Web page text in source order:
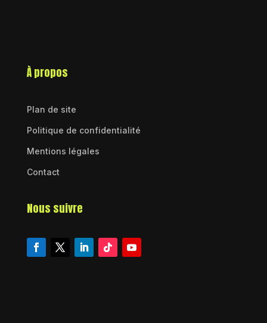
À propos
Plan de site
Politique de confidentialité
Mentions légales
Contact
Nous suivre